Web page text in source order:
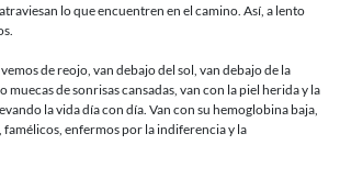
lo que encuentren en el camino. Así, a lento
de reojo, van debajo del sol, van debajo de la
muecas de sonrisas cansadas, van con la piel herida y la
la vida día con día. Van con su hemoglobina baja,
enfermos por la indiferencia y la